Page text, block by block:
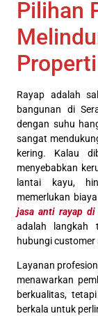
Pilihan
Rayap adalah
bangunan di
dengan suhu
sangat
kering. Kalau
menyebabkan
lantai kayu,
memerlukan
jasa anti rayap
adalah langkah
hubungi customer
Layanan
menawarkan
berkualitas,
berkala untuk